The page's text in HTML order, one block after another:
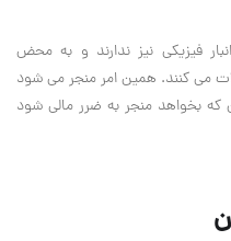
فیزیکی نیز ندارند و به محض
می کنند. همین امر منجر می شود
که بخواهد منجر به ضرر مالی شود